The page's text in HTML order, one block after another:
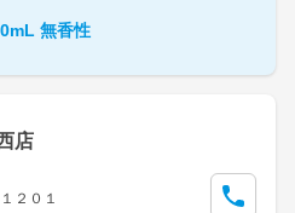
無香性
店
２０１